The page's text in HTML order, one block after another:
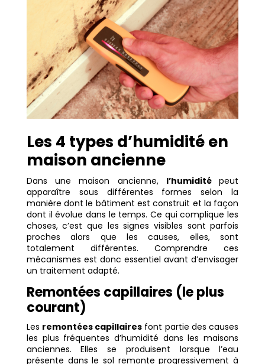
Les 4 types d’humidité en
maison ancienne
Dans une maison ancienne, l’humiditépeut
apparaître sous différentes formes selon la
manière dont le bâtiment est construit et la façon
dont il évolue dans le temps. Ce qui complique les
choses, c’est que les signes visibles sont parfois
proches alors que les causes, elles, sont
totalement différentes. Comprendre ces
mécanismes est donc essentiel avant d’envisager
un traitement adapté.
Remontées capillaires (le plus
courant)
Les remontées capillaires font partie des causes
les plus fréquentes d’humidité dans les maisons
anciennes. Elles se produisent lorsque l’eau
présente dans le sol remonte progressivement à